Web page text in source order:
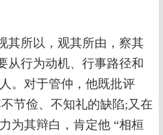
其所以，观其所由，察其
从行为动机、行事路径和
。对于管仲，他既批评
节俭、不知礼的缺陷;又在
为其辩白，肯定他 “相桓